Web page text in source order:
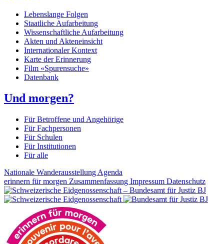
Lebenslange Folgen
Staatliche Aufarbeitung
Wissenschaftliche Aufarbeitung
Akten und Akteneinsicht
Internationaler Kontext
Karte der Erinnerung
Film «Spurensuche»
Datenbank
Und morgen?
Für Betroffene und Angehörige
Für Fachpersonen
Für Schulen
Für Institutionen
Für alle
Nationale Wanderausstellung Agenda
erinnern für morgen Zusammenfassung Impressum Datenschutz